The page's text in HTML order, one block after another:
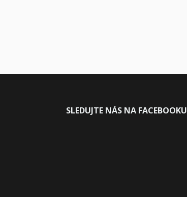
SLEDUJTE NÁS NA FACEBOOKU